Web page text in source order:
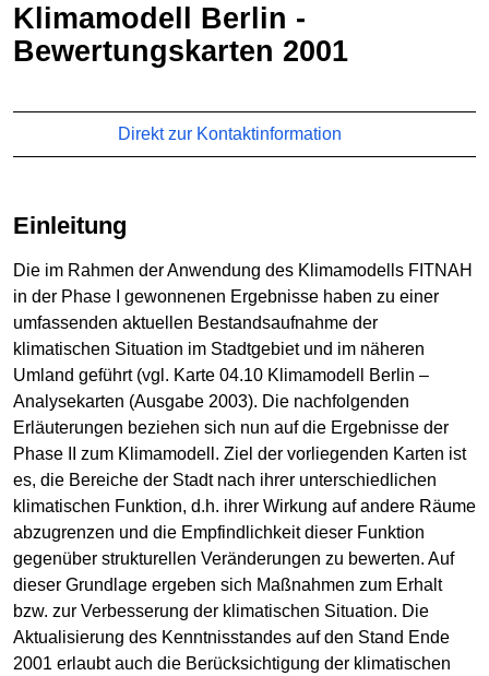
Klimamodell Berlin -
Bewertungskarten 2001
Direkt zur Kontaktinformation
Einleitung
Die im Rahmen der Anwendung des Klimamodells FITNAH
in der Phase I gewonnenen Ergebnisse haben zu einer
umfassenden aktuellen Bestandsaufnahme der
klimatischen Situation im Stadtgebiet und im näheren
Umland geführt (vgl. Karte 04.10 Klimamodell Berlin –
Analysekarten (Ausgabe 2003). Die nachfolgenden
Erläuterungen beziehen sich nun auf die Ergebnisse der
Phase II zum Klimamodell. Ziel der vorliegenden Karten ist
es, die Bereiche der Stadt nach ihrer unterschiedlichen
klimatischen Funktion, d.h. ihrer Wirkung auf andere Räume
abzugrenzen und die Empfindlichkeit dieser Funktion
gegenüber strukturellen Veränderungen zu bewerten. Auf
dieser Grundlage ergeben sich Maßnahmen zum Erhalt
bzw. zur Verbesserung der klimatischen Situation. Die
Aktualisierung des Kenntnisstandes auf den Stand Ende
2001 erlaubt auch die Berücksichtigung der klimatischen